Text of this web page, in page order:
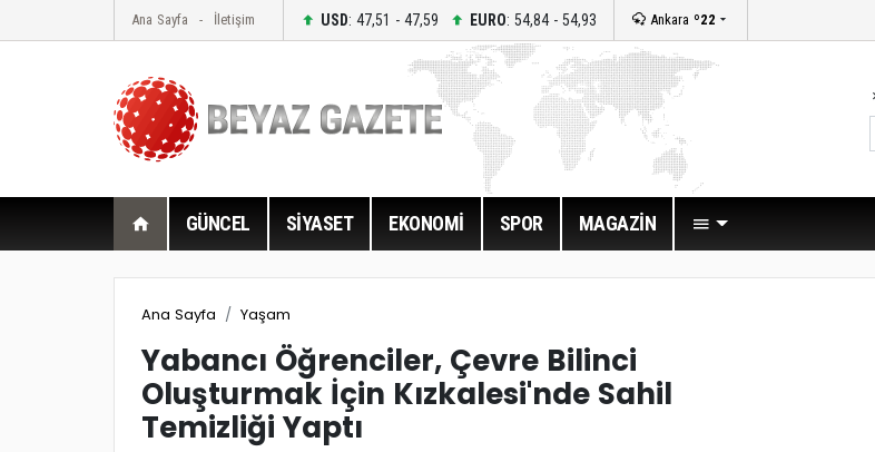
Ana Sayfa İletişim USD: 47,51 - 47,59 EURO: 54,84 - 54,93 Ankara º22
GÜNCEL SİYASET EKONOMİ SPOR MAGAZİN
Ana Sayfa Yaşam
Yabancı Öğrenciler, Çevre Bilinci
Oluşturmak İçin Kızkalesi'nde Sahil
Temizliği Yaptı